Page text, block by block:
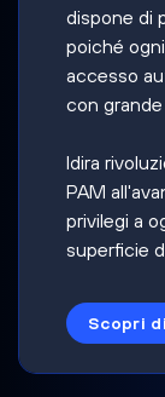
dispone di
poiché
accesso
con grande
Idira
PAM
privilegi a
superficie
Scopri